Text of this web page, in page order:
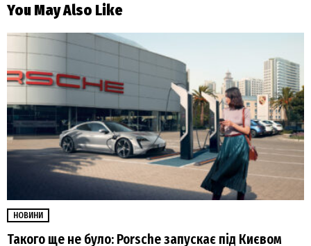
You May Also Like
НОВИНИ
Такого ще не було: Porsche запускає під Києвом